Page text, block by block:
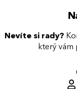
Nevíte si rady?
který vám